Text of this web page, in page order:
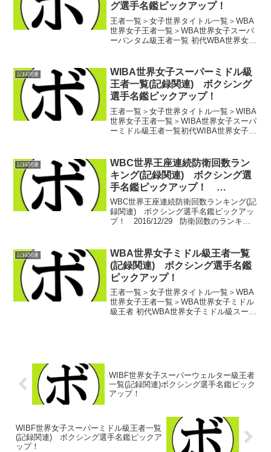
グ選手名鑑ピックアップ！
王者一覧＞女子世界タイトル一覧＞WBA
世界女子王者一覧＞WBA世界女子スーパ
ーバンタム級王者一覧 初代WBA世界女子
スーパーバンタム級王者 マルセラ・ア
クーニャ(...
記録関連
WIBA世界女子スーパーミドル級
王者一覧(記録関連) ボクシング
選手名鑑ピックアップ！
王者一覧＞女子世界タイトル一覧＞WIBA
世界女子王者一覧＞WIBA世界女子スーパ
ーミドル級王者一覧初代WIBA世界女子ス
女子スーパーミドル級王者 バレリ
ー・マ...
記録関連
WBC世界王座連続防衛回数ラン
キング(記録関連) ボクシング選
手名鑑ピックアップ！
2016/12/29
WBC世界王座連続防衛回数ランキング(記
録関連) ボクシング選手名鑑ピックアッ
プ！ 2016/12/29 防衛回数のランキン
体、WBCのランキング。 WBC世界王...
記録関連
WBA世界女子ミドル級王者一覧
(記録関連) ボクシング選手名鑑
ピックアップ！
王者一覧＞女子世界タイトル一覧＞WBA
世界女子王者一覧＞WBA世界女子ミドル
級王者 初代WBA世界女子ミドル級スーパ
WIBF世界女子スーパーウェルター級王者
一覧(記録関連)ボクシング選手名鑑ピック
アップ！
WIBF世界女子スーパーミドル級王者一覧
(記録関連) ボクシング選手名鑑ピックア
ップ！